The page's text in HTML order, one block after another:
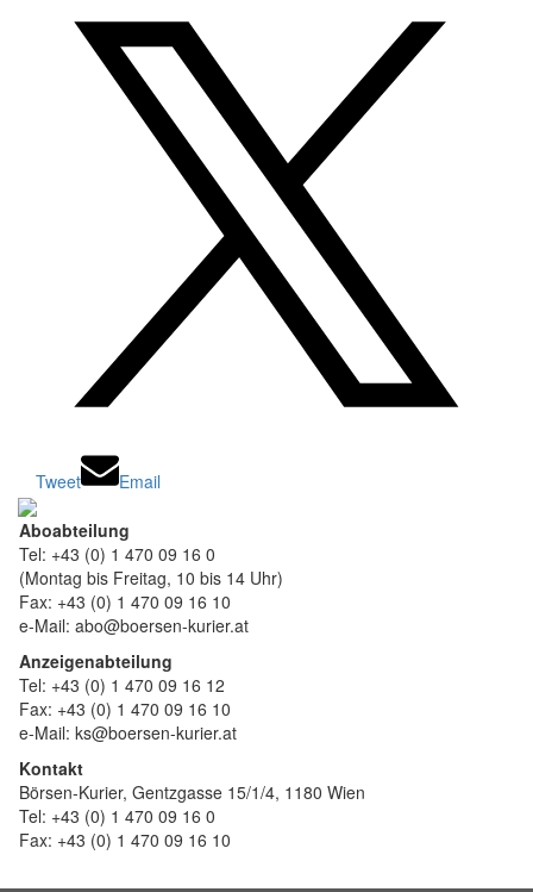
Tweet Email
Aboabteilung
Tel: +43 (0) 1 470 09 16 0
(Montag bis Freitag, 10 bis 14 Uhr)
Fax: +43 (0) 1 470 09 16 10
e-Mail: abo@boersen-kurier.at
Anzeigenabteilung
Tel: +43 (0) 1 470 09 16 12
Fax: +43 (0) 1 470 09 16 10
e-Mail: ks@boersen-kurier.at
Kontakt
Börsen-Kurier, Gentzgasse 15/1/4, 1180 Wien
Tel: +43 (0) 1 470 09 16 0
Fax: +43 (0) 1 470 09 16 10